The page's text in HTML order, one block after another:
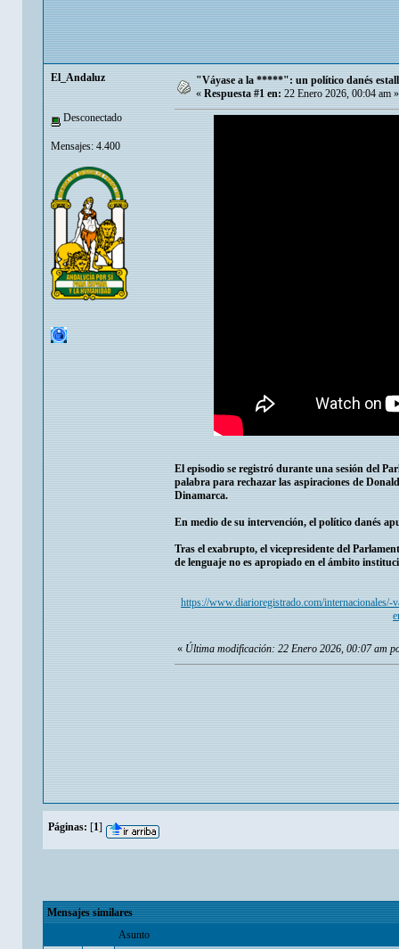
El_Andaluz
Desconectado
Mensajes: 4.400
"Váyase a la *****": un político danés
« Respuesta #1 en: 22 Enero 2026, 00:04 am »
El episodio se registró durante una sesión del
palabra para rechazar las aspiraciones de
Dinamarca.
En medio de su intervención, el político danés
Tras el exabrupto, el vicepresidente del
de lenguaje no es apropiado en el ámbito
https://www.diarioregistrado.com/
« Última modificación: 22 Enero 2026, 00:07 am
Páginas: [1]
Mensajes similares
Asunto